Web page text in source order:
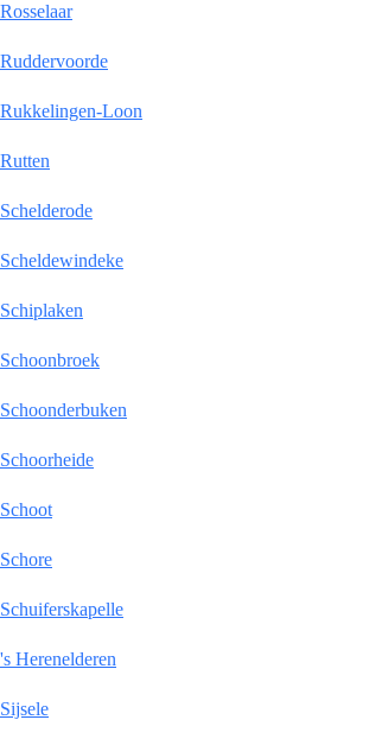
Rosselaar
Ruddervoorde
Rukkelingen-Loon
Rutten
Schelderode
Scheldewindeke
Schiplaken
Schoonbroek
Schoonderbuken
Schoorheide
Schoot
Schore
Schuiferskapelle
's Herenelderen
Sijsele